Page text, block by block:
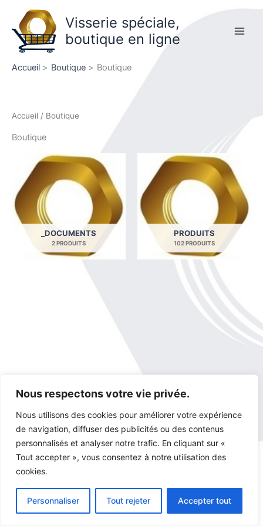
Nous respectons votre vie privée.
Nous utilisons des cookies pour améliorer votre expérience
de navigation, diffuser des publicités ou des contenus
personnalisés et analyser notre trafic. En cliquant sur «
Tout accepter », vous consentez à notre utilisation des
cookies.
Personnaliser Tout rejeter Accepter tout
contenu
Visserie spéciale,
boutique en ligne
Accueil Boutique Boutique
Accueil / Boutique
Boutique
_DOCUMENTS
2 PRODUITS
PRODUITS
102 PRODUITS
Copyright © 2026 GTA - visserie-speciale.com